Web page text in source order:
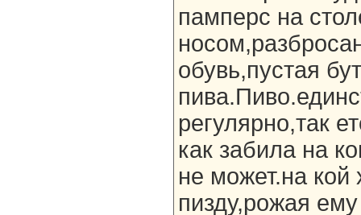
памперс на
обувь,пустая
регулярно,так
как забила на
не может.на кой
пизду,рожая